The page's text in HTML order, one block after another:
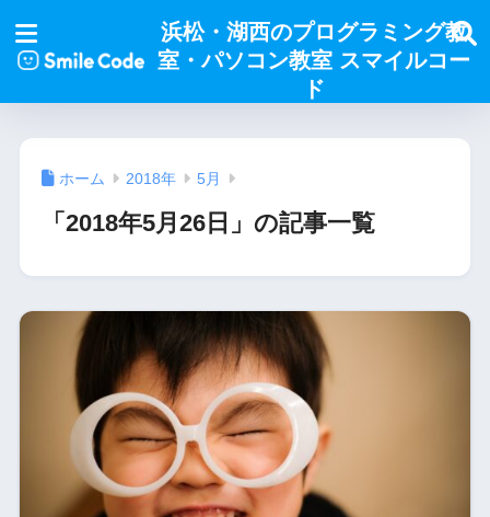
浜松・湖西のプログラミング教
室・パソコン教室 スマイルコー
ド
ホーム 2018年 5月
「2018年5月26日」の記事一覧